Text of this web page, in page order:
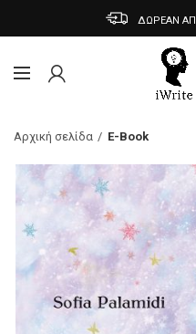
ΔΩΡΕΑΝ
Αρχική σελίδα E-Book